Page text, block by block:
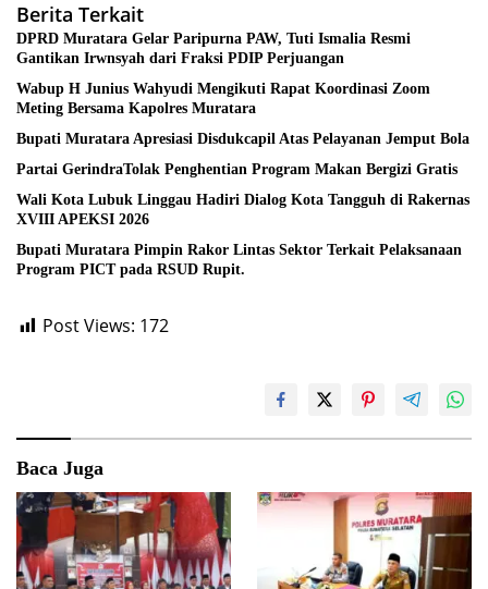
Berita Terkait
DPRD Muratara Gelar Paripurna PAW, Tuti Ismalia Resmi
Gantikan Irwnsyah dari Fraksi PDIP Perjuangan
Wabup H Junius Wahyudi Mengikuti Rapat Koordinasi Zoom
Meting Bersama Kapolres Muratara
Bupati Muratara Apresiasi Disdukcapil Atas Pelayanan Jemput Bola
Partai GerindraTolak Penghentian Program Makan Bergizi Gratis
Wali Kota Lubuk Linggau Hadiri Dialog Kota Tangguh di Rakernas
XVIII APEKSI 2026
Bupati Muratara Pimpin Rakor Lintas Sektor Terkait Pelaksanaan
Program PICT pada RSUD Rupit.
Post Views: 172
Baca Juga